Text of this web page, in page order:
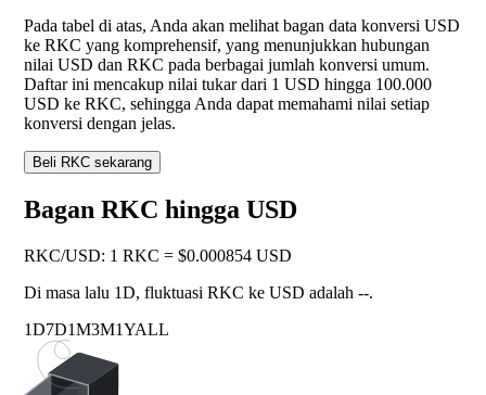
Pada tabel di atas, Anda akan melihat bagan data konversi USD
ke RKC yang komprehensif, yang menunjukkan hubungan
nilai USD dan RKC pada berbagai jumlah konversi umum.
Daftar ini mencakup nilai tukar dari 1 USD hingga 100.000
USD ke RKC, sehingga Anda dapat memahami nilai setiap
konversi dengan jelas.
Beli RKC sekarang
Bagan RKC hingga USD
RKC/USD: 1 RKC = $0.000854 USD
Di masa lalu 1D, fluktuasi RKC ke USD adalah --.
1D7D1M3M1YALL